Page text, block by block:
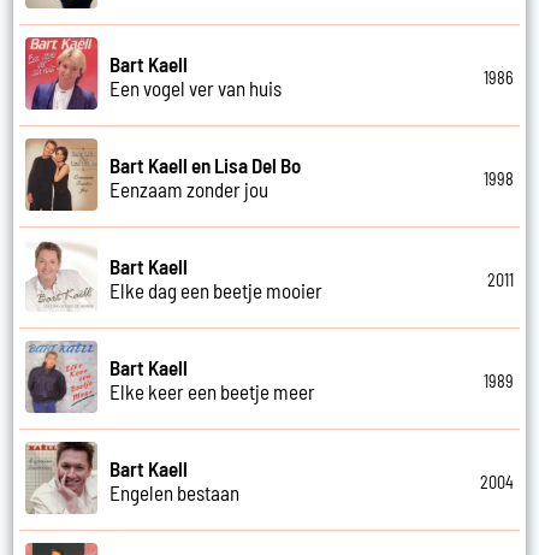
Bart Kaell
Een vogel ver van huis
1986
Bart Kaell en Lisa Del Bo
Eenzaam zonder jou
1998
Bart Kaell
Elke dag een beetje mooier
2011
Bart Kaell
Elke keer een beetje meer
1989
Bart Kaell
Engelen bestaan
2004